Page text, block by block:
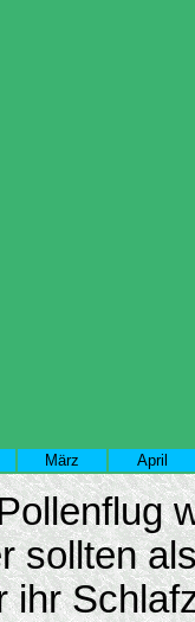
März April
sollten
ihr